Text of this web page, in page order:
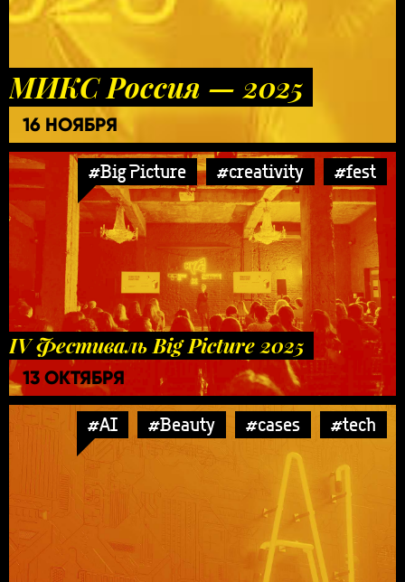
МИКС Россия — 2025
16 НОЯБРЯ
#Big Picture #creativity #fest
IV Фестиваль Big Picture 2025
13 ОКТЯБРЯ
#AI #Beauty #cases #tech